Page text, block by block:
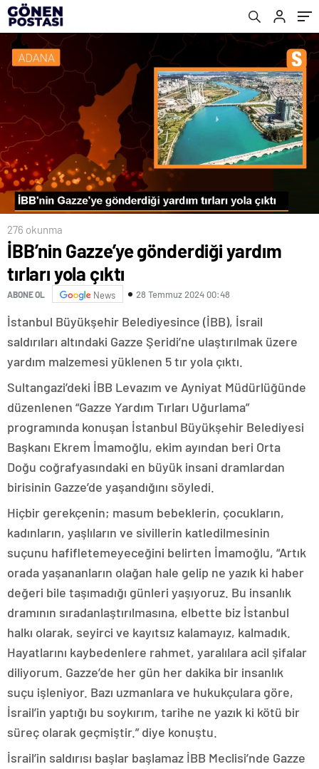
276 okunma
İBB’nin Gazze’ye gönderdiği yardım
tırları yola çıktı
ABONE OL News 28 Temmuz 2024 00:48
İstanbul Büyükşehir Belediyesince (İBB), İsrail
saldırıları altındaki Gazze Şeridi’ne ulaştırılmak üzere
yardım malzemesi yüklenen 5 tır yola çıktı.
Sultangazi’deki İBB Levazım ve Ayniyat Müdürlüğünde
düzenlenen “Gazze Yardım Tırları Uğurlama”
programında konuşan İstanbul Büyükşehir Belediyesi
Başkanı Ekrem İmamoğlu, ekim ayından beri Orta
Doğu coğrafyasındaki en büyük insani dramlardan
birisinin Gazze’de yaşandığını söyledi.
Hiçbir gerekçenin; masum bebeklerin, çocukların,
kadınların, yaşlıların ve sivillerin katledilmesinin
suçunu hafifletemeyeceğini belirten İmamoğlu, “Artık
orada yaşananların olağan hale gelip ne yazık ki haber
değeri bile taşımadığı günleri yaşıyoruz. Bu insanlık
dramının sıradanlaştırılmasına, elbette biz İstanbul
halkı olarak, seyirci ve kayıtsız kalamayız, kalmadık.
Hayatlarını kaybedenlere rahmet, yaralılara acil şifalar
diliyorum. Gazze’de her gün her dakika bir insanlık
suçu işleniyor. Bazı uzmanlara ve hukukçulara göre,
İsrail’in yaptığı bu soykırım, tarihe ne yazık ki kötü bir
süreç olarak geçmiştir.” diye konuştu.
İsrail’in saldırısı başlar başlamaz İBB Meclisi’nde Gazze